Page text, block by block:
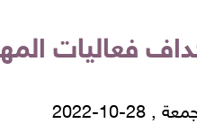
فعاليات
, 28-10-2022